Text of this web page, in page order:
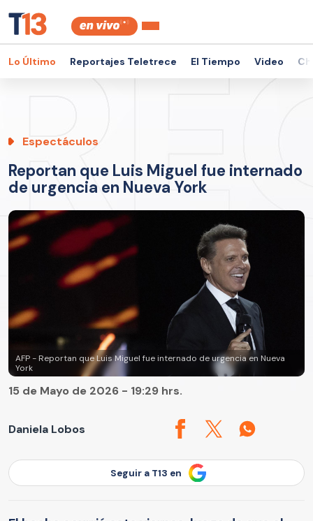
Lo Último Reportajes Teletrece El Tiempo Video
Espectáculos
Reportan que Luis Miguel fue internado
de urgencia en Nueva York
AFP - Reportan que Luis Miguel fue internado de urgencia en Nueva
York
Daniela Lobos
15 de Mayo de 2026 - 19:29 hrs.
Seguir a T13 en